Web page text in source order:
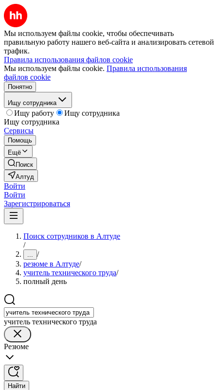
Мы используем файлы cookie, чтобы обеспечивать
правильную работу нашего веб-сайта и анализировать сетевой
трафик.
Правила использования файлов cookie
Мы используем файлы cookie. Правила использования
файлов cookie
Понятно
Ищу сотрудника
Ищу работу
Ищу сотрудника
Ищу сотрудника
Сервисы
Помощь
Ещё
Поиск
Алтуд
Войти
Войти
Зарегистрироваться
Поиск сотрудников в Алтуде
/
... /
резюме в Алтуде/
учитель технического труда/
полный день
учитель технического труда
Резюме
Найти